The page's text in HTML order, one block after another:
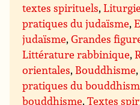
textes spirituels,
pratiques du judaïsme,
judaïsme,Grandes
Littérature rabbinique,
orientales, Bouddhisme
pratiques du
bouddhisme,Textes